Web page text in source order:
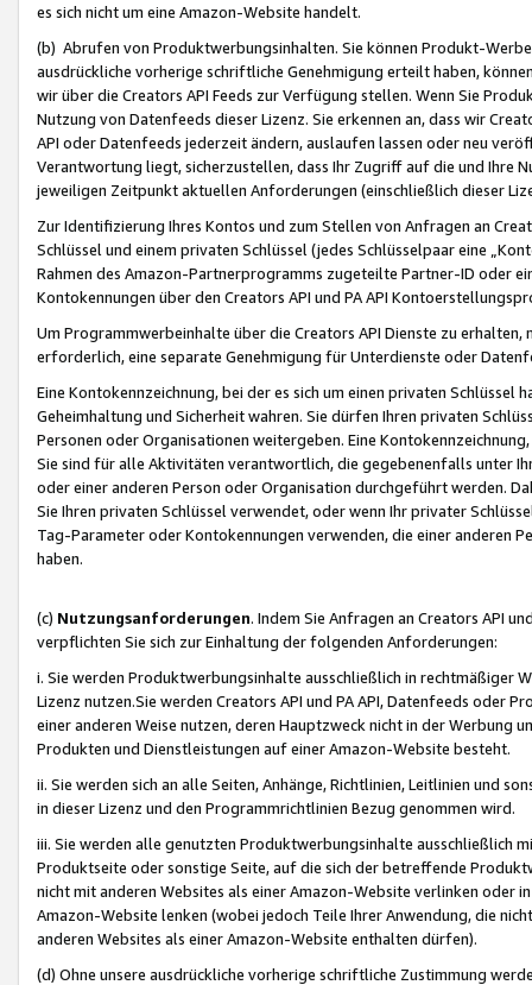
es sich nicht um eine Amazon-Website handelt.
(b) Abrufen von Produktwerbungsinhalten. Sie können Produkt-
ausdrückliche vorherige schriftliche Genehmigung erteilt haben,
wir über die Creators API Feeds zur Verfügung stellen. Wenn Sie
Nutzung von Datenfeeds dieser Lizenz. Sie erkennen an, dass wir
API oder Datenfeeds jederzeit ändern, auslaufen lassen oder neu
Verantwortung liegt, sicherzustellen, dass Ihr Zugriff auf die und Ihre
jeweiligen Zeitpunkt aktuellen Anforderungen (einschließlich dieser
Zur Identifizierung Ihres Kontos und zum Stellen von Anfragen an
Schlüssel und einem privaten Schlüssel (jedes Schlüsselpaar eine
Rahmen des Amazon-Partnerprogramms zugeteilte Partner-ID oder
Kontokennungen über den Creators API und PA API
Um Programmwerbeinhalte über die Creators API Dienste zu
erforderlich, eine separate Genehmigung für Unterdienste oder
Eine Kontokennzeichnung, bei der es sich um einen privaten
Geheimhaltung und Sicherheit wahren. Sie dürfen Ihren privaten
Personen oder Organisationen weitergeben. Eine
Sie sind für alle Aktivitäten verantwortlich, die gegebenenfalls unter
oder einer anderen Person oder Organisation durchgeführt werden.
Sie Ihren privaten Schlüssel verwendet, oder wenn Ihr privater
Tag-Parameter oder Kontokennungen verwenden, die einer anderen
haben.
(c) Nutzungsanforderungen. Indem Sie Anfragen an Creators API
verpflichten Sie sich zur Einhaltung der folgenden Anforderungen:
i. Sie werden Produktwerbungsinhalte ausschließlich in rechtmäßiger
Lizenz nutzen.Sie werden Creators API und PA API, Datenfeeds oder
einer anderen Weise nutzen, deren Hauptzweck nicht in der Werbung
Produkten und Dienstleistungen auf einer Amazon-Website besteht.
ii. Sie werden sich an alle Seiten, Anhänge, Richtlinien, Leitlinien und
in dieser Lizenz und den Programmrichtlinien Bezug genommen wird.
iii. Sie werden alle genutzten Produktwerbungsinhalte ausschließlich
Produktseite oder sonstige Seite, auf die sich der betreffende
nicht mit anderen Websites als einer Amazon-Website verlinken oder
Amazon-Website lenken (wobei jedoch Teile Ihrer Anwendung, die
anderen Websites als einer Amazon-Website enthalten dürfen).
(d) Ohne unsere ausdrückliche vorherige schriftliche Zustimmung